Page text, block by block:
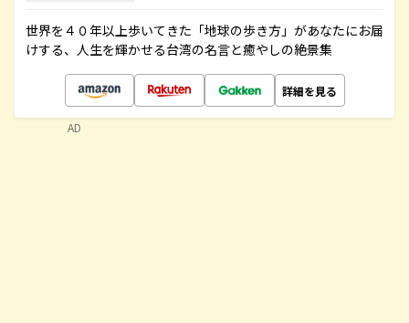
世界を４０年以上歩いてきた「地球の歩き方」があなたにお届
けする、人生を輝かせる台湾の名言と癒やしの絶景集
詳細を見る
AD